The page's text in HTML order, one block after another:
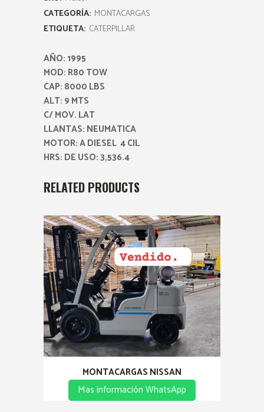
CATEGORÍA: MONTACARGAS
ETIQUETA: CATERPILLAR
AÑO: 1995
MOD: R80 TOW
CAP: 8000 LBS
ALT: 9 MTS
C/ MOV. LAT
LLANTAS: NEUMATICA
MOTOR: A DIESEL 4 CIL
HRS: DE USO: 3,536.4
RELATED PRODUCTS
MONTACARGAS NISSAN
Mas información WhatsApp